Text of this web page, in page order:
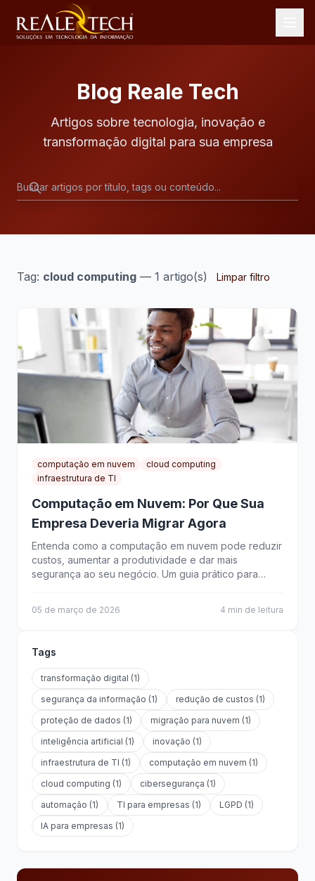
Blog Reale Tech
Artigos sobre tecnologia, inovação e
transformação digital para sua empresa
Tag: cloud computing — 1 artigo(s) Limpar filtro
computação em nuvem
cloud computing
infraestrutura de TI
Computação em Nuvem: Por Que Sua
Empresa Deveria Migrar Agora
Entenda como a computação em nuvem pode reduzir
custos, aumentar a produtividade e dar mais
segurança ao seu negócio. Um guia prático para
05 de março de 2026 4 min de leitura
Tags
transformação digital (1)
segurança da informação (1)
redução de custos (1)
proteção de dados (1)
migração para nuvem (1)
inteligência artificial (1)
inovação (1)
infraestrutura de TI (1)
computação em nuvem (1)
cloud computing (1)
cibersegurança (1)
automação (1)
TI para empresas (1)
LGPD (1)
IA para empresas (1)